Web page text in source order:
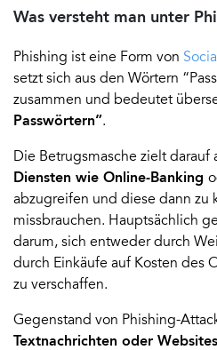
Was versteht man unter
Phishing ist eine Form von
setzt sich aus den Wörtern
zusammen und bedeutet
Passwörtern”.
Die Betrugsmasche zielt darauf
Diensten wie Online-Banking
abzugreifen und diese dann zu
missbrauchen. Hauptsächlich
darum, sich entweder durch
durch Einkäufe auf Kosten des
zu verschaffen.
Gegenstand von Phishing-
Textnachrichten oder Websites